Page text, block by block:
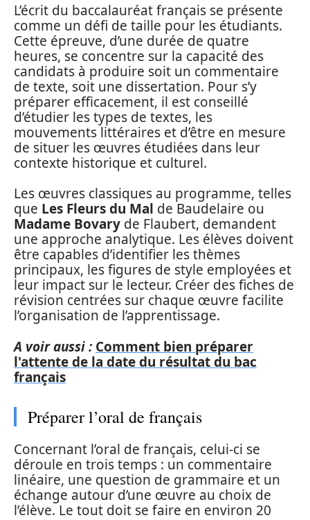
L’écrit du baccalauréat français se présente
comme un défi de taille pour les étudiants.
Cette épreuve, d’une durée de quatre
heures, se concentre sur la capacité des
candidats à produire soit un commentaire
de texte, soit une dissertation. Pour s’y
préparer efficacement, il est conseillé
d’étudier les types de textes, les
mouvements littéraires et d’être en mesure
de situer les œuvres étudiées dans leur
contexte historique et culturel.
Les œuvres classiques au programme, telles
que Les Fleurs du Mal de Baudelaire ou
Madame Bovary de Flaubert, demandent
une approche analytique. Les élèves doivent
être capables d’identifier les thèmes
principaux, les figures de style employées et
leur impact sur le lecteur. Créer des fiches de
révision centrées sur chaque œuvre facilite
l’organisation de l’apprentissage.
A voir aussi : Comment bien préparer
l'attente de la date du résultat du bac
français
Préparer l’oral de français
Concernant l’oral de français, celui-ci se
déroule en trois temps : un commentaire
linéaire, une question de grammaire et un
échange autour d’une œuvre au choix de
l’élève. Le tout doit se faire en environ 20